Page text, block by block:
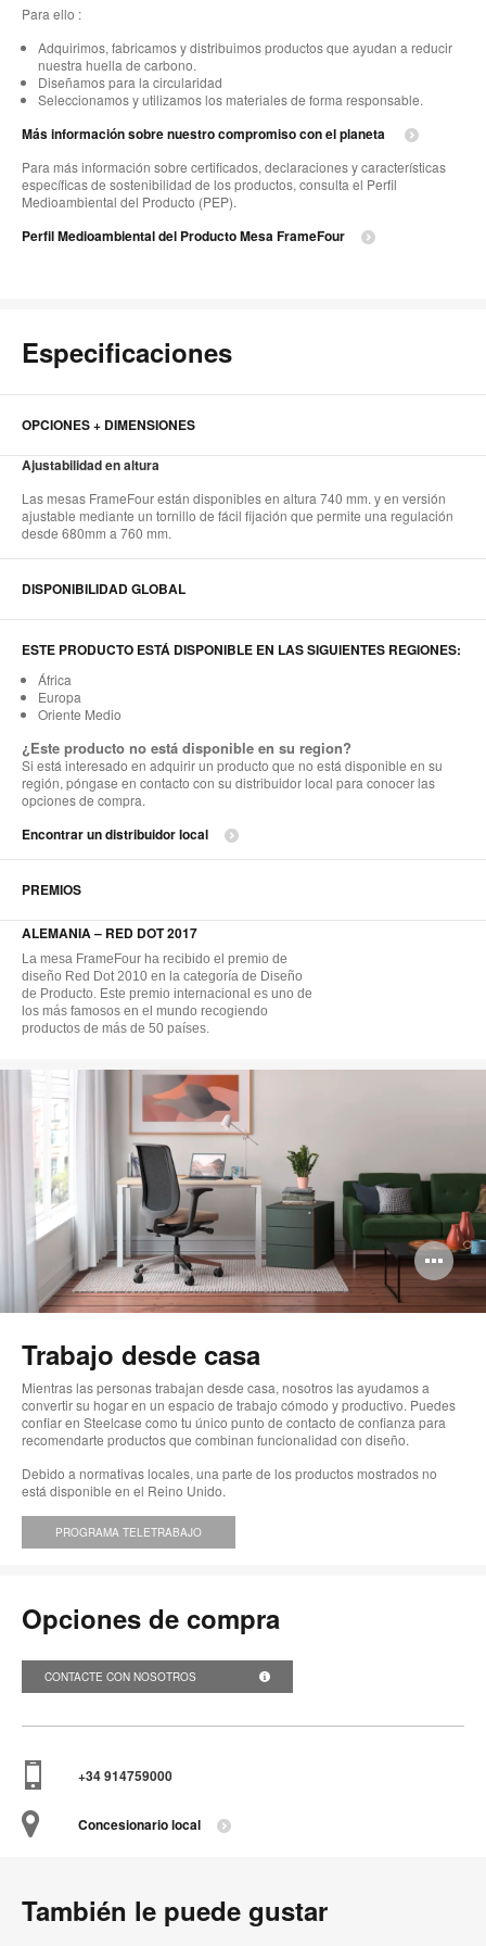
Para ello :
Adquirimos, fabricamos y distribuimos productos que ayudan a reducir
nuestra huella de carbono.
Diseñamos para la circularidad
Seleccionamos y utilizamos los materiales de forma responsable.
Más información sobre nuestro compromiso con el planeta
Para más información sobre certificados, declaraciones y características
específicas de sostenibilidad de los productos, consulta el Perfil
Medioambiental del Producto (PEP).
Perfil Medioambiental del Producto Mesa FrameFour
Especificaciones
OPCIONES + DIMENSIONES
Ajustabilidad en altura
Las mesas FrameFour están disponibles en altura 740 mm. y en versión
ajustable mediante un tornillo de fácil fijación que permite una regulación
desde 680mm a 760 mm.
DISPONIBILIDAD GLOBAL
ESTE PRODUCTO ESTÁ DISPONIBLE EN LAS SIGUIENTES REGIONES:
África
Europa
Oriente Medio
¿Este producto no está disponible en su region?
Si está interesado en adquirir un producto que no está disponible en su
región, póngase en contacto con su distribuidor local para conocer las
opciones de compra.
Encontrar un distribuidor local
PREMIOS
ALEMANIA – RED DOT 2017
La mesa FrameFour ha recibido el premio de
diseño Red Dot 2010 en la categoría de Diseño
de Producto. Este premio internacional es uno de
los más famosos en el mundo recogiendo
productos de más de 50 países.
Trabajo desde casa
Mientras las personas trabajan desde casa, nosotros las ayudamos a
convertir su hogar en un espacio de trabajo cómodo y productivo. Puedes
confiar en Steelcase como tu único punto de contacto de confianza para
recomendarte productos que combinan funcionalidad con diseño.
Debido a normativas locales, una parte de los productos mostrados no
está disponible en el Reino Unido.
PROGRAMA TELETRABAJO
Opciones de compra
CONTACTE CON NOSOTROS
+34 914759000
Concesionario local
También le puede gustar